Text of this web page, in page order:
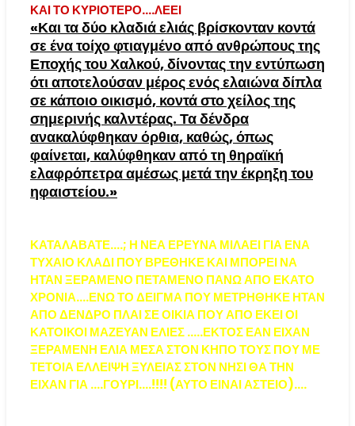
ΚΑΙ ΤΟ ΚΥΡΙΟΤΕΡΟ….ΛΕΕΙ
«Και τα δύο κλαδιά ελιάς βρίσκονταν κοντά
σε ένα τοίχο φτιαγμένο από ανθρώπους της
Εποχής του Χαλκού, δίνοντας την εντύπωση
ότι αποτελούσαν μέρος ενός ελαιώνα δίπλα
σε κάποιο οικισμό, κοντά στο χείλος της
σημερινής καλντέρας. Τα δένδρα
ανακαλύφθηκαν όρθια, καθώς, όπως
φαίνεται, καλύφθηκαν από τη θηραϊκή
ελαφρόπετρα αμέσως μετά την έκρηξη του
ηφαιστείου.»
ΚΑΤΑΛΑΒΑΤΕ….; Η ΝΕΑ ΕΡΕΥΝΑ ΜΙΛΑΕΙ ΓΙΑ ΕΝΑ
ΤΥΧΑΙΟ ΚΛΑΔΙ ΠΟΥ ΒΡΕΘΗΚΕ ΚΑΙ ΜΠΟΡΕΙ ΝΑ
ΗΤΑΝ ΞΕΡΑΜΕΝΟ ΠΕΤΑΜΕΝΟ ΠΑΝΩ ΑΠΟ ΕΚΑΤΟ
ΧΡΟΝΙΑ….ΕΝΩ ΤΟ ΔΕΙΓΜΑ ΠΟΥ ΜΕΤΡΗΘΗΚΕ ΗΤΑΝ
ΑΠΟ ΔΕΝΔΡΟ ΠΛΑΙ ΣΕ ΟΙΚΙΑ ΠΟΥ ΑΠΟ ΕΚΕΙ ΟΙ
ΚΑΤΟΙΚΟΙ ΜΑΖΕΥΑΝ ΕΛΙΕΣ …..ΕΚΤΟΣ ΕΑΝ ΕΙΧΑΝ
ΞΕΡΑΜΕΝΗ ΕΛΙΑ ΜΕΣΑ ΣΤΟΝ ΚΗΠΟ ΤΟΥΣ ΠΟΥ ΜΕ
ΤΕΤΟΙΑ ΕΛΛΕΙΨΗ ΞΥΛΕΙΑΣ ΣΤΟΝ ΝΗΣΙ ΘΑ ΤΗΝ
ΕΙΧΑΝ ΓΙΑ ….ΓΟΥΡΙ….!!!! (ΑΥΤΟ ΕΙΝΑΙ ΑΣΤΕΙΟ)….